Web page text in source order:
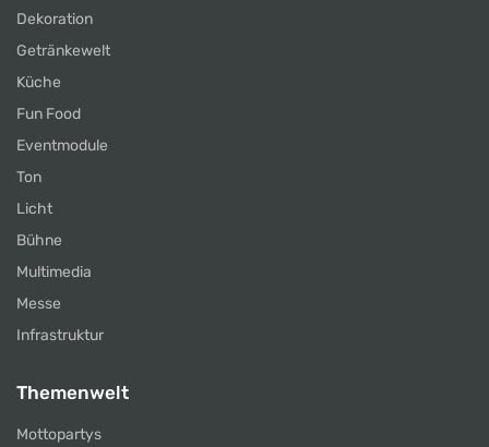
Dekoration
Getränkewelt
Küche
Fun Food
Eventmodule
Ton
Licht
Bühne
Multimedia
Messe
Infrastruktur
Themenwelt
Mottopartys